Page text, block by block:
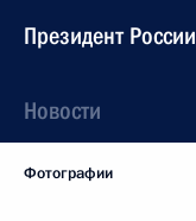
Президент России
Новости
Фотографии